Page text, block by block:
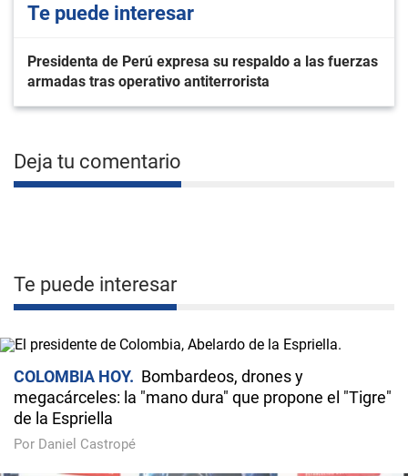
Te puede interesar
Presidenta de Perú expresa su respaldo a las fuerzas
armadas tras operativo antiterrorista
Deja tu comentario
Te puede interesar
COLOMBIA HOY
Bombardeos, drones y
megacárceles: la "mano dura" que propone el "Tigre"
de la Espriella
Por Daniel Castropé